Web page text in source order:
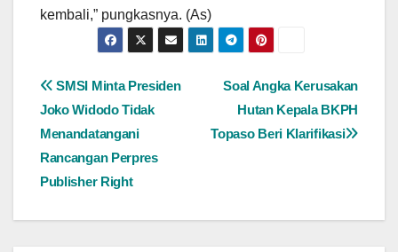
kembali,” pungkasnya. (As)
Navigasi
pos
Soal Angka Kerusakan
Hutan Kepala BKPH
Topaso Beri Klarifikasi
SMSI Minta Presiden
Joko Widodo Tidak
Menandatangani
Rancangan Perpres
Publisher Right